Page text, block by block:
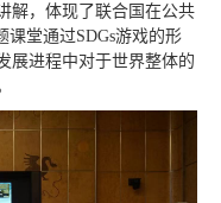
解，体现了联合国在公共
课堂通过SDGs游戏的形
展进程中对于世界整体的